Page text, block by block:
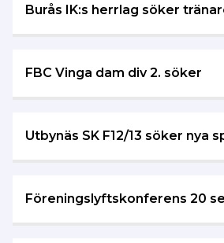
Burås IK:s herrlag söker
FBC Vinga dam div 2. söker
Utbynäs SK F12/13 söker nya
Föreningslyftskonferens 20